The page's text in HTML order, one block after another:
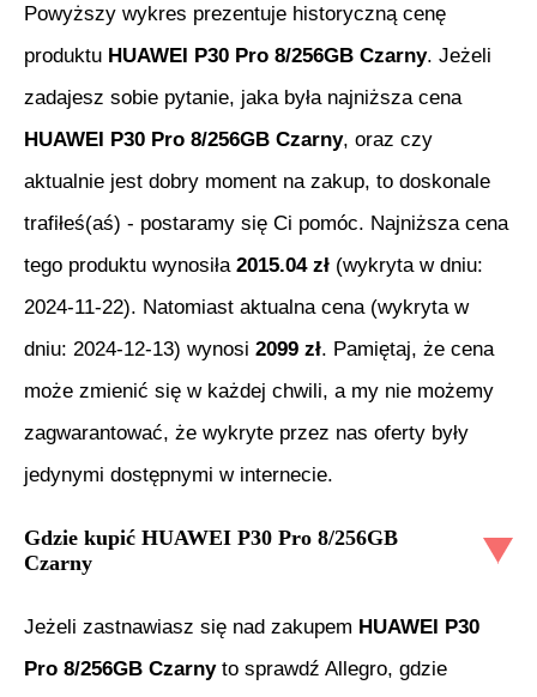
Powyższy wykres prezentuje historyczną cenę
produktu HUAWEI P30 Pro 8/256GB Czarny. Jeżeli
zadajesz sobie pytanie, jaka była najniższa cena
HUAWEI P30 Pro 8/256GB Czarny, oraz czy
aktualnie jest dobry moment na zakup, to doskonale
trafiłeś(aś) - postaramy się Ci pomóc. Najniższa cena
tego produktu wynosiła 2015.04zł (wykryta w dniu:
2024-11-22). Natomiast aktualna cena (wykryta w
dniu: 2024-12-13) wynosi 2099 zł. Pamiętaj, że cena
może zmienić się w każdej chwili, a my nie możemy
zagwarantować, że wykryte przez nas oferty były
jedynymi dostępnymi w internecie.
Gdzie kupić HUAWEI P30 Pro 8/256GB
Czarny
Jeżeli zastnawiasz się nad zakupem HUAWEI P30
Pro 8/256GB Czarnyto sprawdź Allegro, gdzie